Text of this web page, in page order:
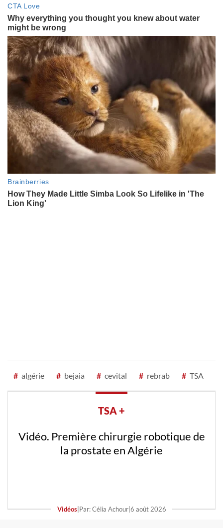
# algérie # bejaia # cevital # rebrab # TSA
TSA +
Vidéo. Première chirurgie robotique de
la prostate en Algérie
Vidéos| Par: Célia Achour| 6 août 2026